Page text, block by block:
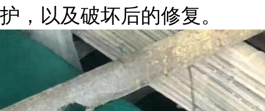
护，以及破坏后的修复。